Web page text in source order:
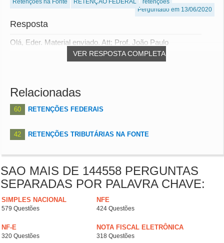
Retenções na Fonte RETENÇÃO FEDERAL
retenções
Perguntado em 13/06/2020
Resposta
VER RESPOSTA COMPLETA
Olá, Eder. Material enviado. Att; Prof. João Paulo
Relacionadas
60 RETENÇÕES FEDERAIS
42 RETENÇÕES TRIBUTÁRIAS NA FONTE
SAO MAIS DE 144558 PERGUNTAS
SEPARADAS POR PALAVRA CHAVE:
SIMPLES NACIONAL
579 Questões
NFE
424 Questões
NF-E
320 Questões
NOTA FISCAL ELETRÔNICA
318 Questões